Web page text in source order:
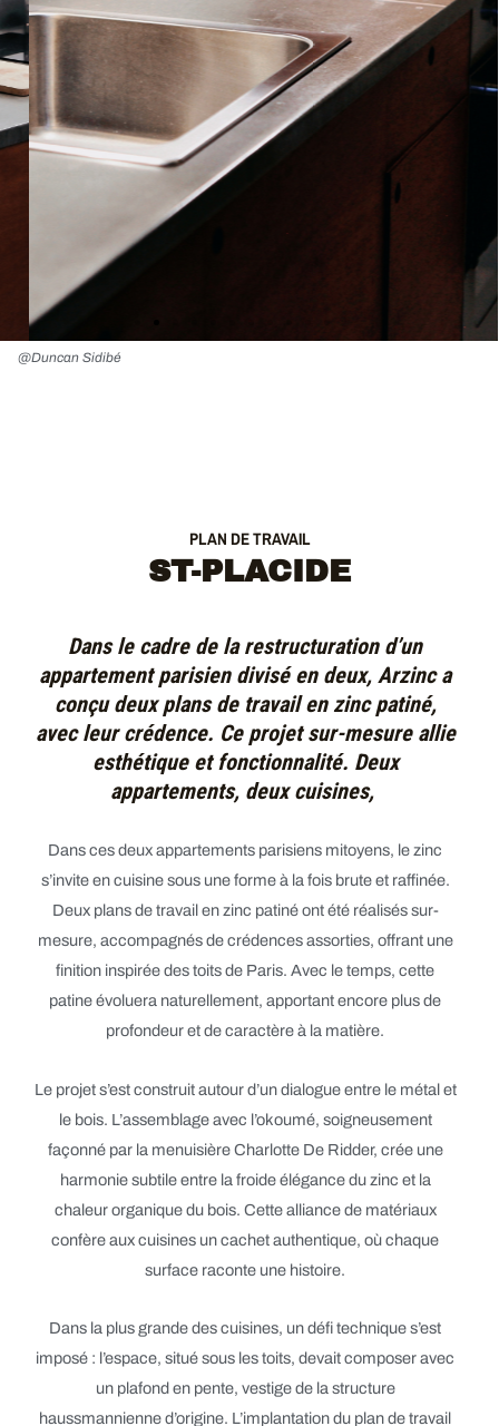
@Duncan Sidibé
PLAN DE TRAVAIL
ST-PLACIDE
Dans le cadre de la restructuration d’un
appartement parisien divisé en deux, Arzinc a
conçu deux plans de travail en zinc patiné,
avec leur crédence. Ce projet sur-mesure allie
esthétique et fonctionnalité. Deux
appartements, deux cuisines,
Dans ces deux appartements parisiens mitoyens, le zinc
s’invite en cuisine sous une forme à la fois brute et raffinée.
Deux plans de travail en zinc patiné ont été réalisés sur-
mesure, accompagnés de crédences assorties, offrant une
finition inspirée des toits de Paris. Avec le temps, cette
patine évoluera naturellement, apportant encore plus de
profondeur et de caractère à la matière.
Le projet s’est construit autour d’un dialogue entre le métal et
le bois. L’assemblage avec l’okoumé, soigneusement
façonné par la menuisière Charlotte De Ridder, crée une
harmonie subtile entre la froide élégance du zinc et la
chaleur organique du bois. Cette alliance de matériaux
confère aux cuisines un cachet authentique, où chaque
surface raconte une histoire.
Dans la plus grande des cuisines, un défi technique s’est
imposé : l’espace, situé sous les toits, devait composer avec
un plafond en pente, vestige de la structure
haussmannienne d’origine. L’implantation du plan de travail